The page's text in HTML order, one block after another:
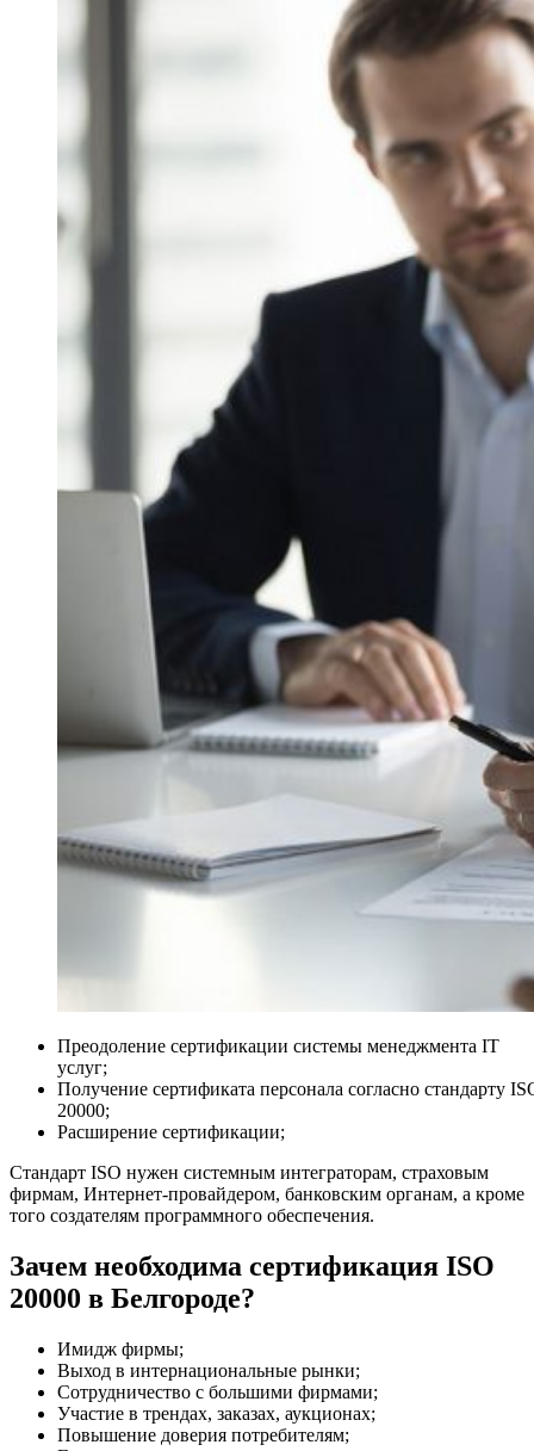
Преодоление сертификации системы менеджмента IT
услуг;
Получение сертификата персонала согласно стандарту
20000;
Расширение сертификации;
Стандарт ISO нужен системным интеграторам, страховым
фирмам, Интернет-провайдером, банковским органам, а кроме
того создателям программного обеспечения.
Зачем необходима сертификация ISO
20000 в Белгороде?
Имидж фирмы;
Выход в интернациональные рынки;
Сотрудничество с большими фирмами;
Участие в трендах, заказах, аукционах;
Повышение доверия потребителям;